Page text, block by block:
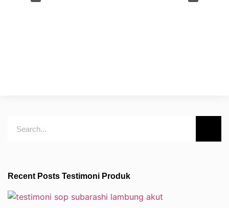
Recent Posts Testimoni Produk